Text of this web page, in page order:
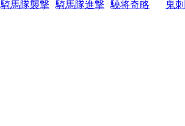
騎馬隊襲撃 騎馬隊進撃 驍将奇略 鬼刺